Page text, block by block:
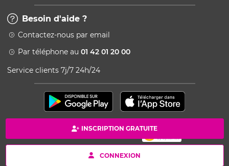
INSCRIPTION GRATUITE
CONNEXION
Besoin d'aide ?
Contactez-nous par email
Par téléphone au 01 42 01 20 00
Service clients 7j/7 24h/24
Paiement 100% sécurisé
Copyright © 2026 Kang - Powered by Ingenio